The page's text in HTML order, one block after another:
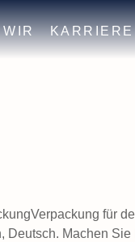
WIR KARRIERE
für
Machen